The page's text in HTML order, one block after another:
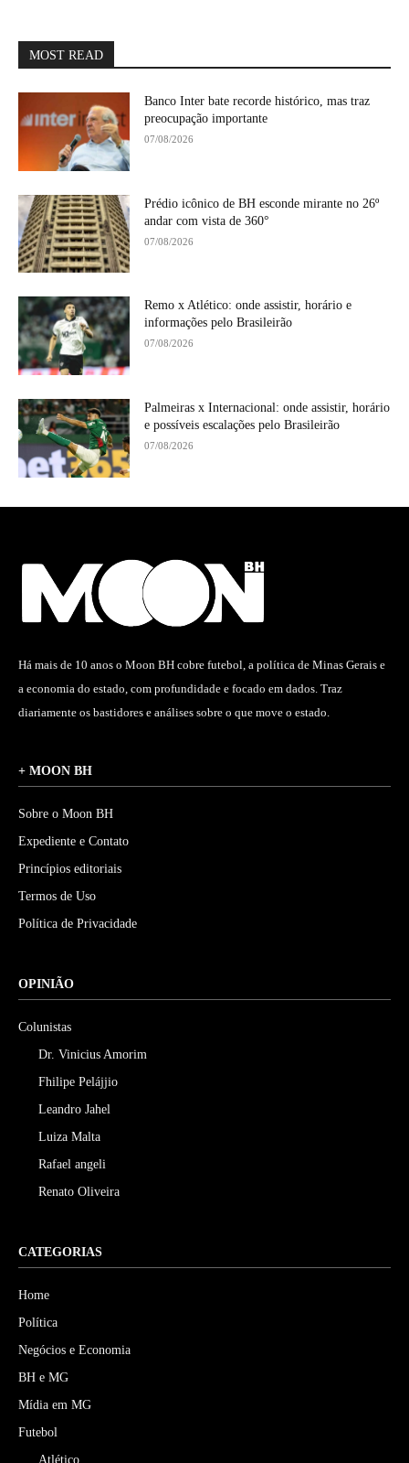
MOST READ
Banco Inter bate recorde histórico, mas traz
preocupação importante
07/08/2026
Prédio icônico de BH esconde mirante no 26º
andar com vista de 360°
07/08/2026
Remo x Atlético: onde assistir, horário e
informações pelo Brasileirão
07/08/2026
Palmeiras x Internacional: onde assistir, horário
e possíveis escalações pelo Brasileirão
07/08/2026
Há mais de 10 anos o Moon BH cobre futebol, a política de Minas Gerais e
a economia do estado, com profundidade e focado em dados. Traz
diariamente os bastidores e análises sobre o que move o estado.
+ MOON BH
Sobre o Moon BH
Expediente e Contato
Princípios editoriais
Termos de Uso
Política de Privacidade
OPINIÃO
Colunistas
Dr. Vinicius Amorim
Fhilipe Pelájjio
Leandro Jahel
Luiza Malta
Rafael angeli
Renato Oliveira
CATEGORIAS
Home
Política
Negócios e Economia
BH e MG
Mídia em MG
Futebol
Atlético